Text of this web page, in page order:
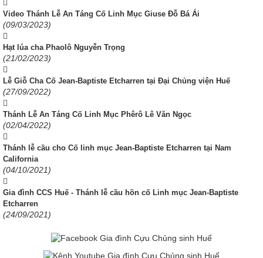
Video Thánh Lễ An Táng Cố Linh Mục Giuse Đỗ Bá Ái
(09/03/2023)
Hạt lúa cha Phaolô Nguyễn Trọng
(21/02/2023)
Lễ Giỗ Cha Cố Jean-Baptiste Etcharren tại Đại Chủng viện Huế
(27/09/2022)
Thánh Lễ An Táng Cố Linh Mục Phêrô Lê Văn Ngọc
(02/04/2022)
Thánh lễ cầu cho Cố linh mục Jean-Baptiste Etcharren tại Nam
California
(04/10/2021)
Gia đình CCS Huế - Thánh lễ cầu hồn cố Linh mục Jean-Baptiste
Etcharren
(24/09/2021)